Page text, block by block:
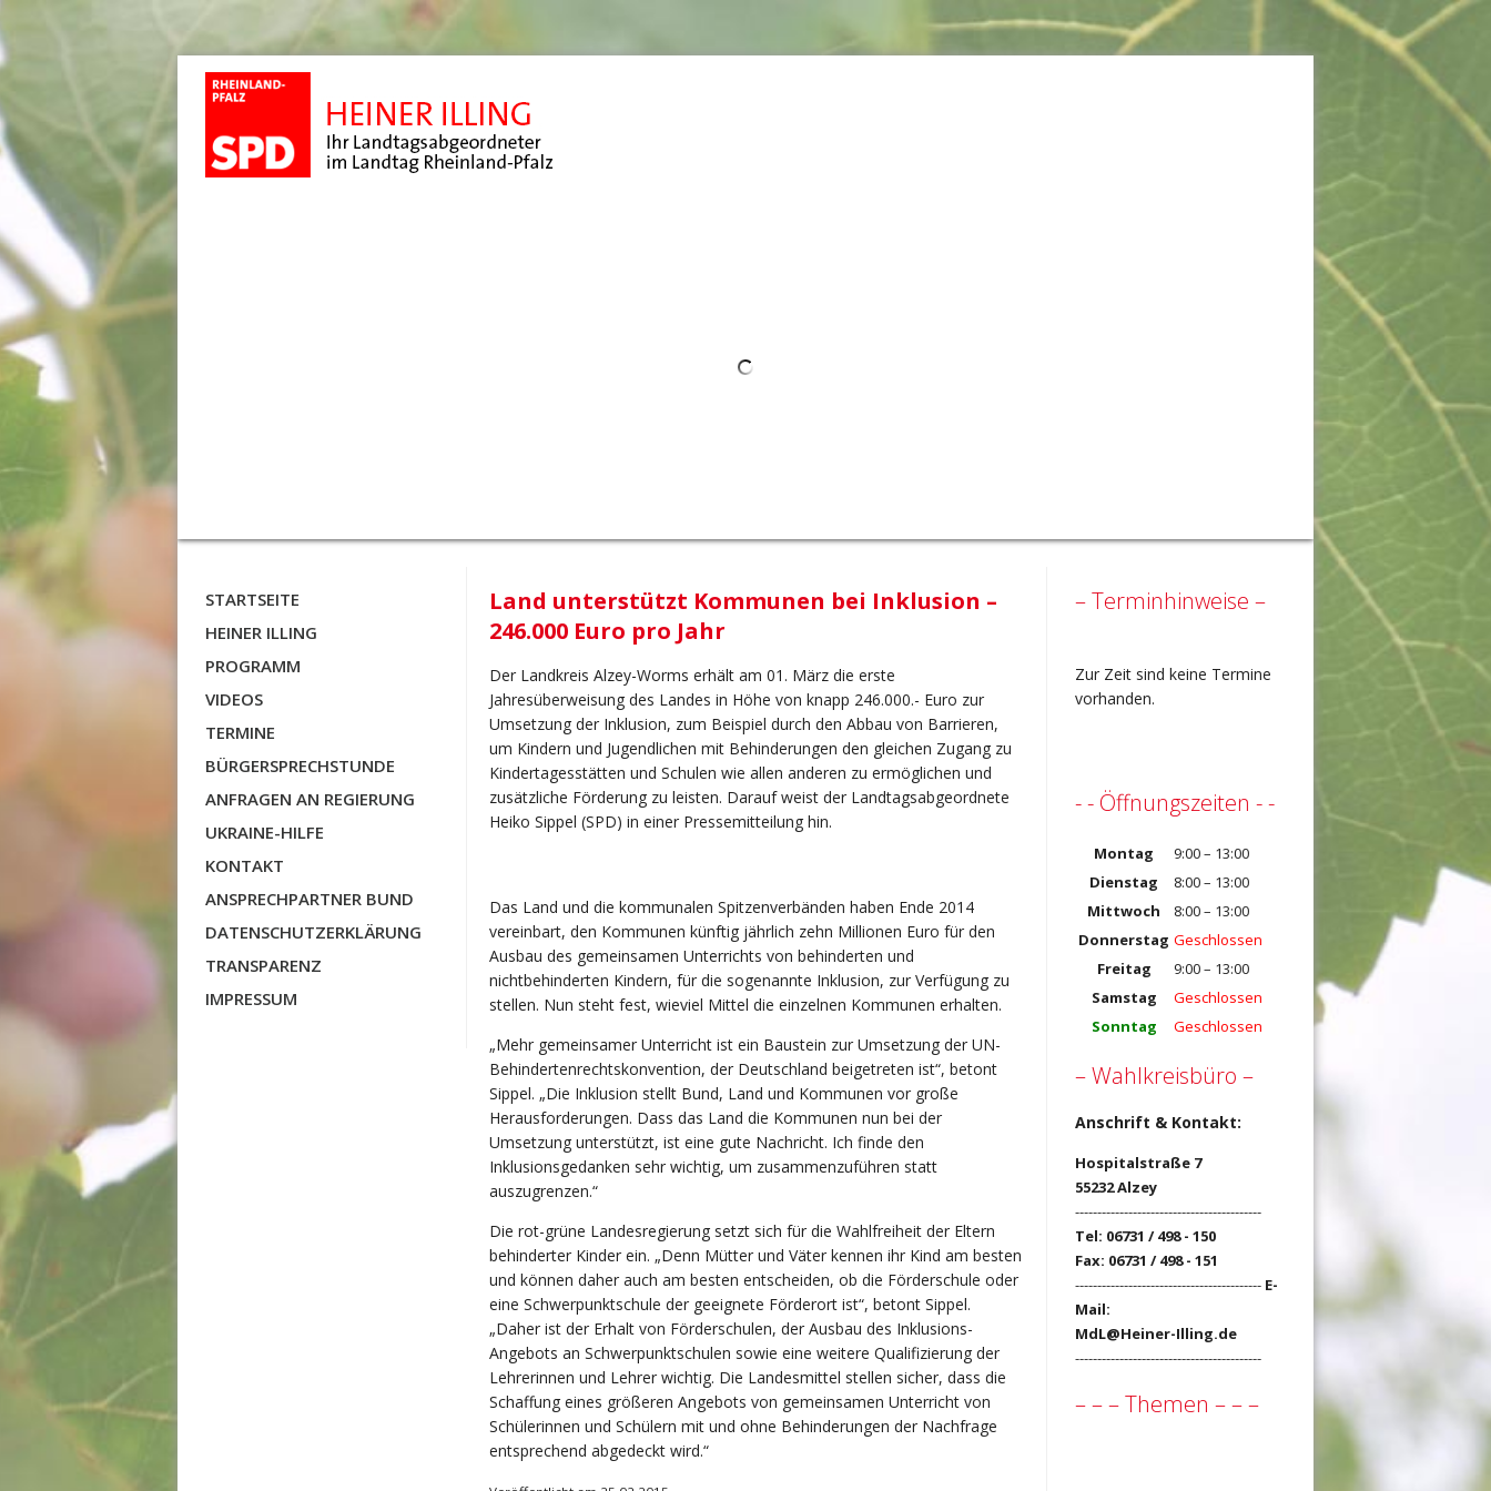
STARTSEITE
HEINER ILLING
PROGRAMM
VIDEOS
TERMINE
BÜRGERSPRECHSTUNDE
ANFRAGEN AN REGIERUNG
UKRAINE-HILFE
KONTAKT
ANSPRECHPARTNER BUND
DATENSCHUTZERKLÄRUNG
TRANSPARENZ
IMPRESSUM
Land unterstützt Kommunen bei Inklusion –
246.000 Euro pro Jahr
Der Landkreis Alzey-Worms erhält am 01. März die erste
Jahresüberweisung des Landes in Höhe von knapp 246.000.- Euro zur
Umsetzung der Inklusion, zum Beispiel durch den Abbau von Barrieren,
um Kindern und Jugendlichen mit Behinderungen den gleichen Zugang zu
Kindertagesstätten und Schulen wie allen anderen zu ermöglichen und
zusätzliche Förderung zu leisten. Darauf weist der Landtagsabgeordnete
Heiko Sippel (SPD) in einer Pressemitteilung hin.
Das Land und die kommunalen Spitzenverbänden haben Ende 2014
vereinbart, den Kommunen künftig jährlich zehn Millionen Euro für den
Ausbau des gemeinsamen Unterrichts von behinderten und
nichtbehinderten Kindern, für die sogenannte Inklusion, zur Verfügung zu
stellen. Nun steht fest, wieviel Mittel die einzelnen Kommunen erhalten.
„Mehr gemeinsamer Unterricht ist ein Baustein zur Umsetzung der UN-
Behindertenrechtskonvention, der Deutschland beigetreten ist“, betont
Sippel. „Die Inklusion stellt Bund, Land und Kommunen vor große
Herausforderungen. Dass das Land die Kommunen nun bei der
Umsetzung unterstützt, ist eine gute Nachricht. Ich finde den
Inklusionsgedanken sehr wichtig, um zusammenzuführen statt
auszugrenzen.“
Die rot-grüne Landesregierung setzt sich für die Wahlfreiheit der Eltern
behinderter Kinder ein. „Denn Mütter und Väter kennen ihr Kind am besten
und können daher auch am besten entscheiden, ob die Förderschule oder
eine Schwerpunktschule der geeignete Förderort ist“, betont Sippel.
„Daher ist der Erhalt von Förderschulen, der Ausbau des Inklusions-
Angebots an Schwerpunktschulen sowie eine weitere Qualifizierung der
Lehrerinnen und Lehrer wichtig. Die Landesmittel stellen sicher, dass die
Schaffung eines größeren Angebots von gemeinsamen Unterricht von
Schülerinnen und Schülern mit und ohne Behinderungen der Nachfrage
entsprechend abgedeckt wird.“
– Terminhinweise –
Zur Zeit sind keine Termine
vorhanden.
- - Öffnungszeiten - -
Montag
9:00 – 13:00
Dienstag
8:00 – 13:00
Mittwoch
8:00 – 13:00
Donnerstag Geschlossen
Freitag
9:00 – 13:00
Samstag
Geschlossen
Sonntag
Geschlossen
– Wahlkreisbüro –
Anschrift & Kontakt:
Hospitalstraße 7
55232 Alzey
------------------------------------------
Tel: 06731 / 498 - 150
Fax: 06731 / 498 - 151
------------------------------------------ E-
Mail:
MdL@Heiner-Illing.de
------------------------------------------
– – – Themen – – –